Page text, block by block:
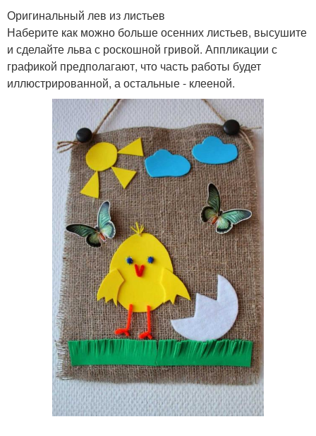
Поделки из листьев Зимние поделки
Зимняя поделка Поделка на тему
Поделка в сад Детские поделки
Поделки в сад Поделки из бумаги
Объемная поделка Поделки из шишек
Оригинальный лев из листьев
Наберите как можно больше осенних листьев, высушите
и сделайте льва с роскошной гривой. Аппликации с
графикой предполагают, что часть работы будет
иллюстрированной, а остальные - клееной.